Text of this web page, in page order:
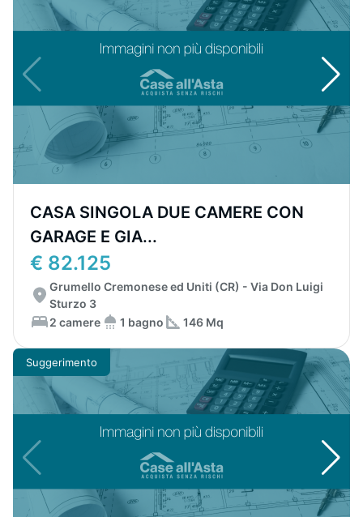
CASA SINGOLA DUE CAMERE CON
GARAGE E GIA...
€ 82.125
Grumello Cremonese ed Uniti (CR) - Via Don Luigi
Sturzo 3
2 camere
1 bagno 146 Mq
Suggerimento